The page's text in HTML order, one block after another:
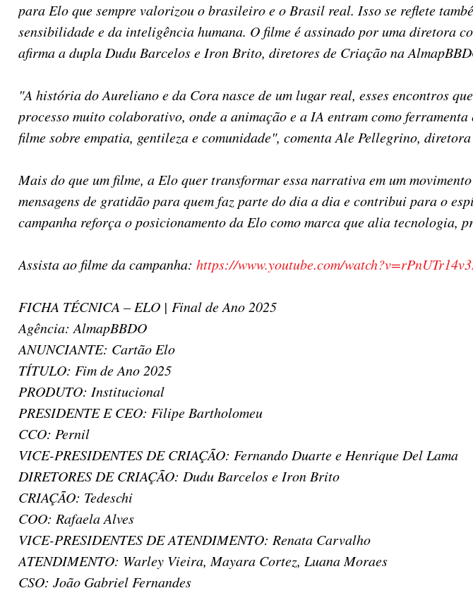
para Elo que sempre valorizou o brasileiro e o Brasil real. Isso se reflete
sensibilidade e da inteligência humana. O filme é assinado por uma diretora
afirma a dupla Dudu Barcelos e Iron Brito, diretores de Criação na
"A história do Aureliano e da Cora nasce de um lugar real, esses encontros
processo muito colaborativo, onde a animação e a IA entram como
filme sobre empatia, gentileza e comunidade", comenta Ale Pellegrino,
Mais do que um filme, a Elo quer transformar essa narrativa em um
mensagens de gratidão para quem faz parte do dia a dia e contribui para o
campanha reforça o posicionamento da Elo como marca que alia tecnologia,
Assista ao filme da campanha: https://www.youtube.com/
FICHA TÉCNICA – ELO | Final de Ano 2025
Agência: AlmapBBDO
ANUNCIANTE: Cartão Elo
TÍTULO: Fim de Ano 2025
PRODUTO: Institucional
PRESIDENTE E CEO: Filipe Bartholomeu
CCO: Pernil
VICE-PRESIDENTES DE CRIAÇÃO: Fernando Duarte e Henrique Del Lama
DIRETORES DE CRIAÇÃO: Dudu Barcelos e Iron Brito
CRIAÇÃO: Tedeschi
COO: Rafaela Alves
VICE-PRESIDENTES DE ATENDIMENTO: Renata Carvalho
ATENDIMENTO: Warley Vieira, Mayara Cortez, Luana Moraes
CSO: João Gabriel Fernandes